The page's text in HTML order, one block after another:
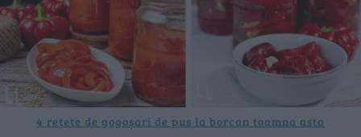
4 rețete de gogoșari de pus la borcan toamna asta